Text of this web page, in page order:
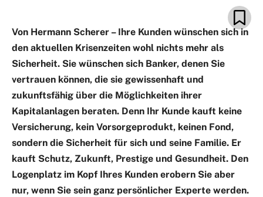
Von Hermann Scherer – Ihre Kunden wünschen sich in
den aktuellen Krisenzeiten wohl nichts mehr als
Sicherheit. Sie wünschen sich Banker, denen Sie
vertrauen können, die sie gewissenhaft und
zukunftsfähig über die Möglichkeiten ihrer
Kapitalanlagen beraten. Denn Ihr Kunde kauft keine
Versicherung, kein Vorsorgeprodukt, keinen Fond,
sondern die Sicherheit für sich und seine Familie. Er
kauft Schutz, Zukunft, Prestige und Gesundheit. Den
Logenplatz im Kopf Ihres Kunden erobern Sie aber
nur, wenn Sie sein ganz persönlicher Experte werden.